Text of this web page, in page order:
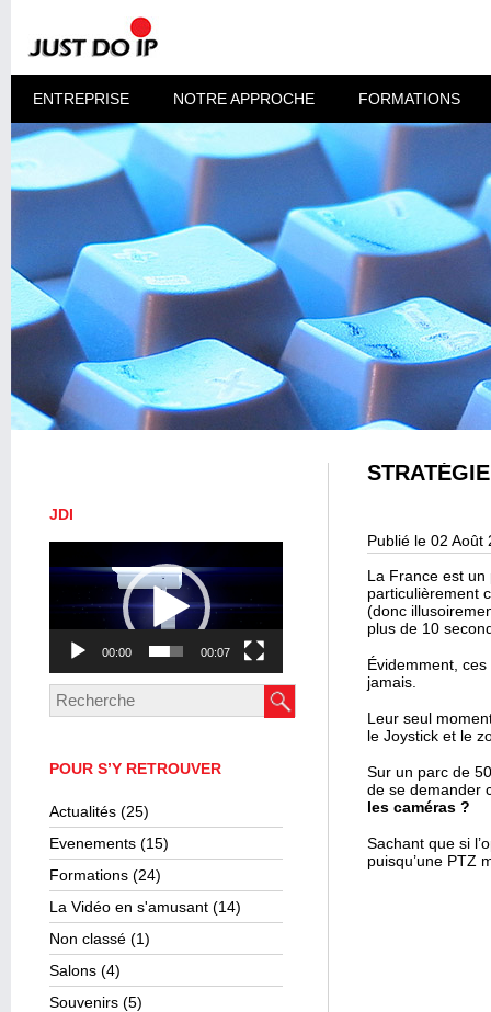
ENTREPRISE NOTRE APPROCHE FORMATIONS
JDI
vidéo
00:00 00:07
POUR S’Y RETROUVER
Actualités (25)
Evenements (15)
Formations (24)
La Vidéo en s'amusant (14)
Non classé (1)
Salons (4)
Souvenirs (5)
Publié le 02 Août
La France est
particulièrement
(donc
plus de 10
Évidemment,
jamais.
Leur seul
le Joystick et le
Sur un parc de
de se demander
les caméras ?
Sachant que si
puisqu’une PTZ